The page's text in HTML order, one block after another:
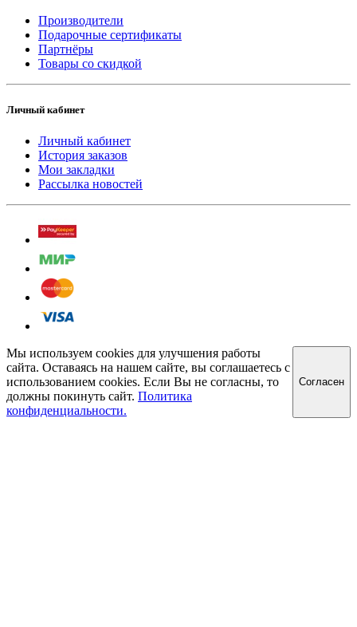
Производители
Подарочные сертификаты
Партнёры
Товары со скидкой
Личный кабинет
Личный кабинет
История заказов
Мои закладки
Рассылка новостей
Мы используем cookies для улучшения работы
сайта. Оставаясь на нашем сайте, вы соглашаетесь с
использованием cookies. Если Вы не согласны, то
должны покинуть сайт. Политика
конфиденциальности.
Cогласен